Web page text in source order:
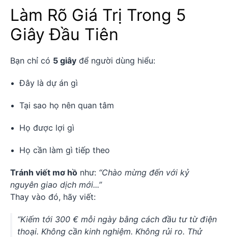
Làm Rõ Giá Trị Trong 5
Giây Đầu Tiên
Bạn chỉ có 5 giây để người dùng hiểu:
Đây là dự án gì
Tại sao họ nên quan tâm
Họ được lợi gì
Họ cần làm gì tiếp theo
Tránh viết mơ hồ như: “Chào mừng đến với kỷ
nguyên giao dịch mới...”
Thay vào đó, hãy viết:
“Kiếm tới 300 € mỗi ngày bằng cách đầu tư từ điện
thoại. Không cần kinh nghiệm. Không rủi ro. Thử